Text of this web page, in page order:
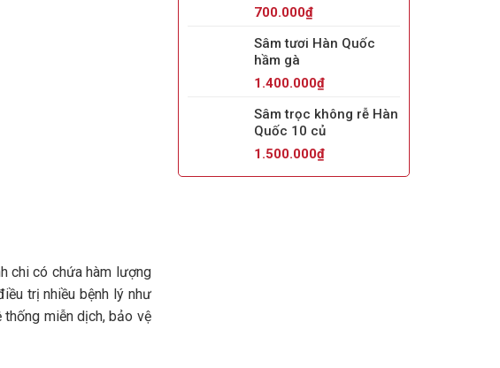
chi có chứa hàm lượng
trị nhiều bệnh lý như
miễn dịch, bảo vệ
Được xếp
sao
700.000₫
Sâm tươi Hàn Quốc
hầm gà
1.400.000₫
Sâm trọc không rễ Hàn
Quốc 10 củ
1.500.000₫